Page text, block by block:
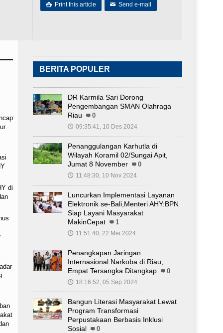
 Print this article ✉ Send e-mail
di
BERITA POPULER
DR Karmila Sari Dorong
Pengembangan SMAN Olahraga
Riau
0
🕔 09:35:41, 10 Des 2024
Penanggulangan Karhutla di
Wilayah Koramil 02/Sungai Apit,
Jumat 8 November
0
🕔 11:48:30, 10 Nov 2024
Luncurkan Implementasi Layanan
Elektronik se-Bali,Menteri AHY:BPN
Siap Layani Masyarakat
MakinCepat
1
🕔 11:51:40, 22 Mei 2024
Penangkapan Jaringan
Internasional Narkoba di Riau,
Empat Tersangka Ditangkap
0
🕔 18:16:52, 05 Sep 2024
Bangun Literasi Masyarakat Lewat
Program Transformasi
Perpustakaan Berbasis Inklusi
Sosial
0